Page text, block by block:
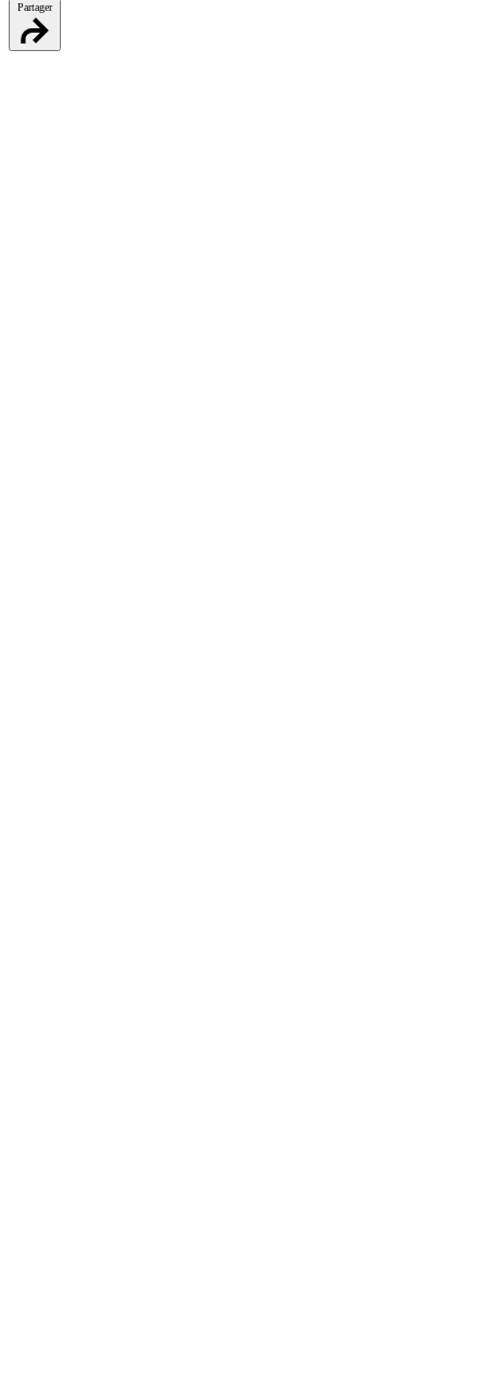
Partager